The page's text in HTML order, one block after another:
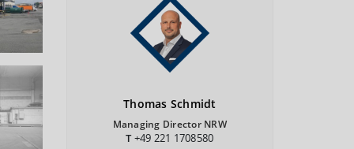
Thomas Schmidt
Managing Director NRW
T+49 221 1708580